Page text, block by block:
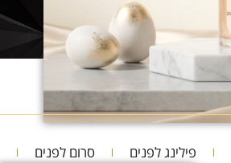
פילינג לפנים סרום לפנים